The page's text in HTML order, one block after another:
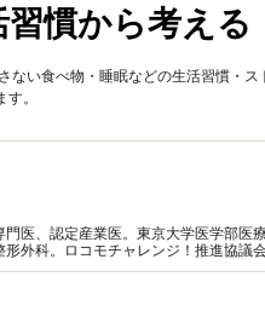
慣から考え
ない食べ物・睡眠などの生活習慣・
。
医、認定産業医。東京大学医学部医
外科。ロコモチャレンジ！推進協議
で頑張る女性に役立つ健康情報をお